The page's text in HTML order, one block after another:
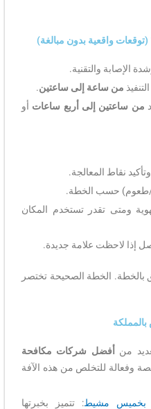
واقعية بدون مبالغة)
الإصابة والتقنية.
من ساعة إلى ساعتين.
من ساعتين إلى أربع ساعات أو
نقاط المعالجة.
طعوم) حسب الخطة.
ومتى تقدر تستخدم المكان
إذا لاحظت علامة جديدة.
بالخطة. الخطة الصحيحة تختصر
من
أفضل شركات مكافحة
وفعالة للتخلص من هذه الآفة
بخميس مشيط: تتميز بخبرتها